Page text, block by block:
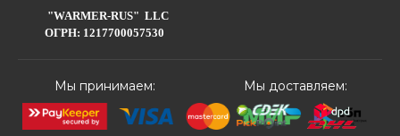
"WARMER-RUS" LLC
ОГРН: 1217700057530
Мы принимаем: Мы доставляем: